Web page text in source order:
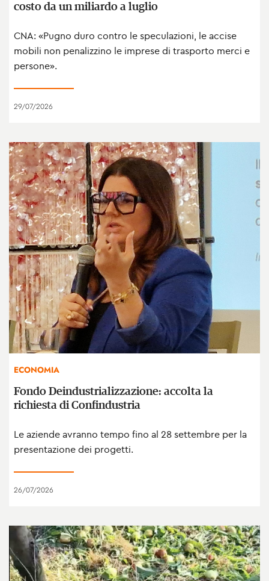
costo da un miliardo a luglio
CNA: «Pugno duro contro le speculazioni, le accise
mobili non penalizzino le imprese di trasporto merci e
persone».
29/07/2026
ECONOMIA
Fondo Deindustrializzazione: accolta la
richiesta di Confindustria
Le aziende avranno tempo fino al 28 settembre per la
presentazione dei progetti.
26/07/2026